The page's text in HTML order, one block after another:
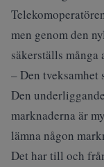
men genom den
säkerställs många
– Den
Den
marknaderna är
lämna någon
Det har till och